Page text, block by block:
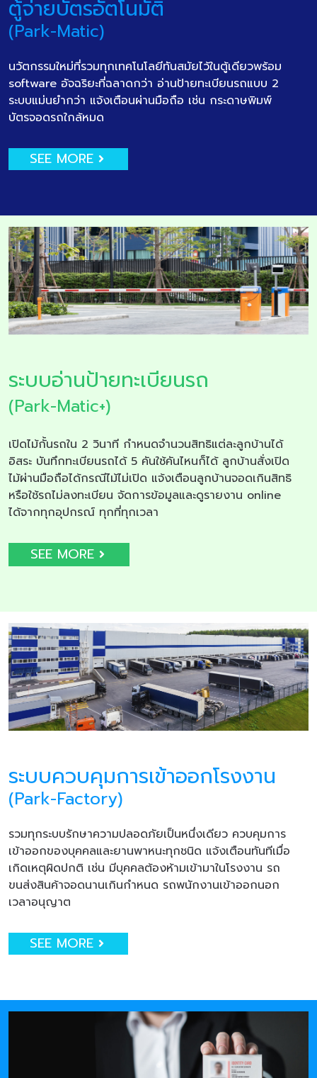
ตู้จ่ายบัตรอัตโนมัติ
(Park-Matic)
นวัตกรรมใหม่ที่รวมทุกเทคโนโลยีทันสมัยไว้ในตู้เดียวพร้อม
software อัจฉริยะที่ฉลาดกว่า อ่านป้ายทะเบียนรถแบบ 2
ระบบแม่นยำกว่า แจ้งเตือนผ่านมือถือ เช่น กระดาษพิมพ์
บัตรจอดรถใกล้หมด
SEE MORE
ระบบอ่านป้ายทะเบียนรถ
(Park-Matic+)
เปิดไม้กั้นรถใน 2 วินาที กำหนดจำนวนสิทธิแต่ละลูกบ้านได้
อิสระ บันทึกทะเบียนรถได้ 5 คันใช้คันไหนก็ได้ ลูกบ้านสั่งเปิด
ไม้ผ่านมือถือได้กรณีไม้ไม่เปิด แจ้งเตือนลูกบ้านจอดเกินสิทธิ
หรือใช้รถไม่ลงทะเบียน จัดการข้อมูลและดูรายงาน online
ได้จากทุกอุปกรณ์ ทุกที่ทุกเวลา
SEE MORE
ระบบควบคุมการเข้าออกโรงงาน
(Park-Factory)
รวมทุกระบบรักษาความปลอดภัยเป็นหนึ่งเดียว ควบคุมการ
เข้าออกของบุคคลและยานพาหนะทุกชนิด แจ้งเตือนทันทีเมื่อ
เกิดเหตุผิดปกติ เช่น มีบุคคลต้องห้ามเข้ามาในโรงงาน รถ
ขนส่งสินค้าจอดนานเกินกำหนด รถพนักงานเข้าออกนอก
เวลาอนุญาต
SEE MORE